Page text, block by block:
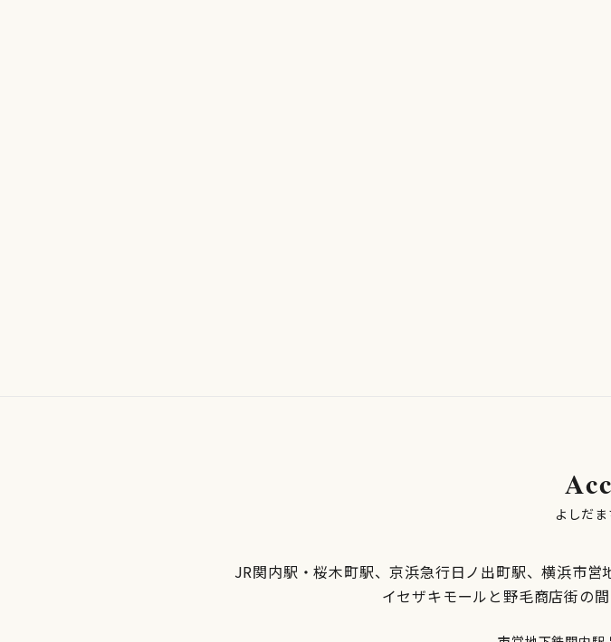
よしだ
JR関内駅・桜木町駅、京浜急行日ノ出町駅、横浜市営
イセザキモールと野毛商店街の